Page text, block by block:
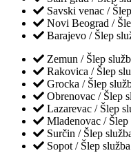
Savski venac /
Novi Beograd /
Barajevo / Šlep
Zemun / Šlep
Rakovica / Šlep
Grocka / Šlep
Obrenovac / Šlep
Lazarevac / Šlep
Mladenovac /
Surčin / Šlep
Sopot / Šlep